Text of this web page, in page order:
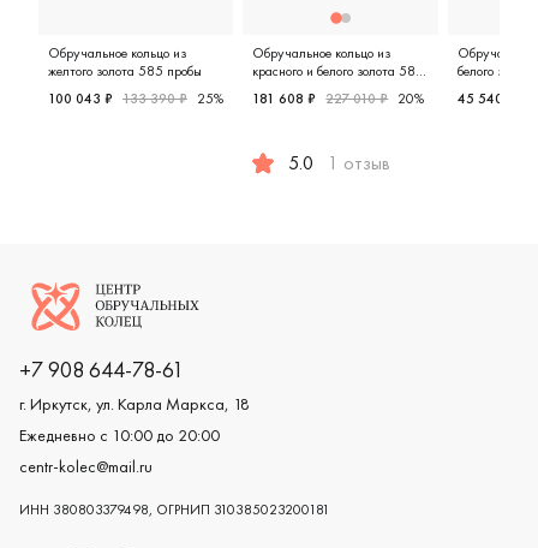
Обручальное кольцо из
желтого золота 585 пробы
Женские, парные, желтое золото 585 пробы,
100 043 ₽ 133 390 ₽ 25%
Обручальное кольцо из
красного и белого золота 585
181 608 ₽ 227 010 ₽ 20%
5.0 1 отзыв
белого
45 540 ₽
Логотип компании
+7 908 644-78-61
г. Иркутск, ул. Карла Маркса, 18
Ежедневно с 10:00 до 20:00
centr-kolec@mail.ru
ИНН 380803379498, ОГРНИП 310385023200181